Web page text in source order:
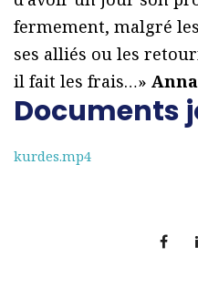
fermement, malgré
ses alliés ou les
il fait les frais…»
Documents
kurdes.mp4